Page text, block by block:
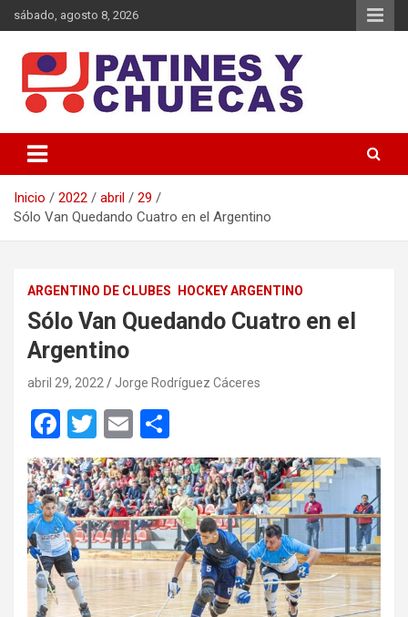
Saltar
al
sábado, agosto 8, 2026
Patines y Chuecas
Inicio 2022 abril
29
Sólo Van Quedando Cuatro en el Argentino
ARGENTINO DE CLUBES HOCKEY ARGENTINO
Sólo Van Quedando Cuatro en el
Argentino
abril 29, 2022 Jorge Rodríguez Cáceres
F
a
ce
b
o
o
k
T
wi
tt
er
E
m
ail
o
m
p
ar
tir